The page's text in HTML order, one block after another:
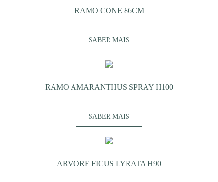
RAMO CONE 86CM
SABER MAIS
RAMO AMARANTHUS SPRAY H100
SABER MAIS
ARVORE FICUS LYRATA H90